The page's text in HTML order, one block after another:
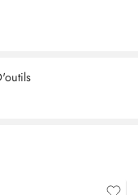
“LATIMO Caisse